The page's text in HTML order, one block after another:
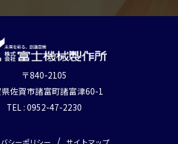
〒840-2105
佐賀市諸富町諸富津60-1
TEL : 0952-47-2230